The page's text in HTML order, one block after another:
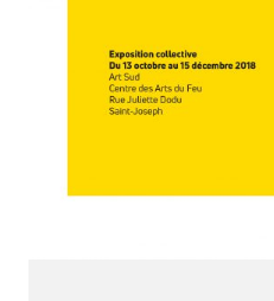
SE
C’est toujours